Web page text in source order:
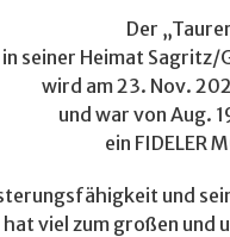
Der
seiner Heimat
wird am 23. Nov.
und war von Aug.
ein FIDELER
und
hat viel zum großen und